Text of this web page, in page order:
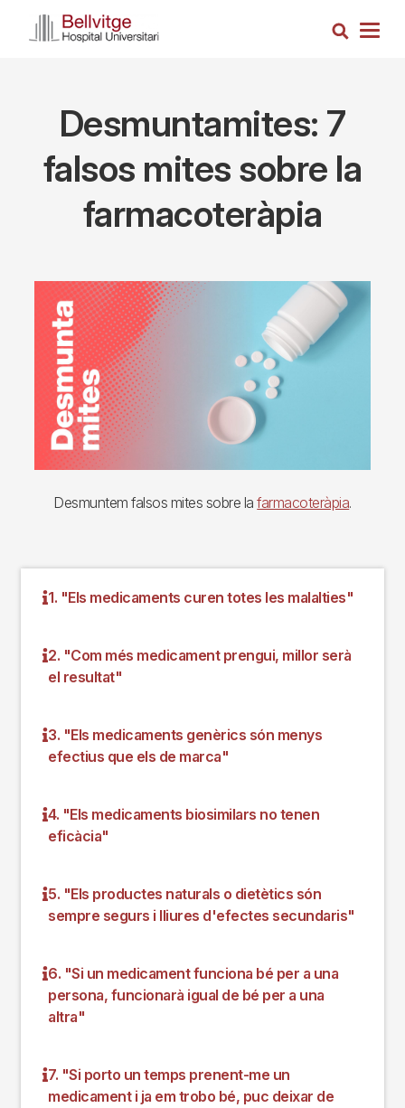
Search
Desmuntamites: 7
falsos mites sobre la
farmacoteràpia
Imagen
Desmuntem falsos mites sobre lafarmacoteràpia.
1. "Els medicaments curen totes les malalties"
2. "Com més medicament prengui, millor serà
el resultat"
3. "Els medicaments genèrics són menys
efectius que els de marca"
4. "Els medicaments biosimilars no tenen
eficàcia"
5. "Els productes naturals o dietètics són
sempre segurs i lliures d'efectes secundaris"
6. "Si un medicament funciona bé per a una
persona, funcionarà igual de bé per a una
altra"
7. "Si porto un temps prenent-me un
medicament i ja em trobo bé, puc deixar de